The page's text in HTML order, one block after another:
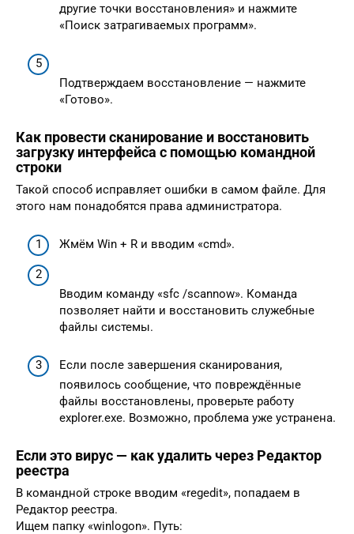
другие точки восстановления» и нажмите
«Поиск затрагиваемых программ».
Подтверждаем восстановление — нажмите
«Готово».
Как провести сканирование и восстановить
загрузку интерфейса с помощью командной
строки
Такой способ исправляет ошибки в самом файле. Для
этого нам понадобятся права администратора.
Жмём Win + R и вводим «cmd».
Вводим команду «sfc /scannow». Команда
позволяет найти и восстановить служебные
файлы системы.
Если после завершения сканирования,
появилось сообщение, что повреждённые
файлы восстановлены, проверьте работу
explorer.exe. Возможно, проблема уже устранена.
Если это вирус — как удалить через Редактор
реестра
В командной строке вводим «regedit», попадаем в
Редактор реестра.
Ищем папку «winlogon». Путь: